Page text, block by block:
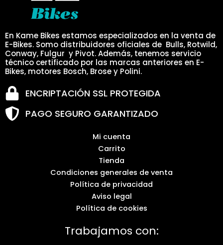
En Kame Bikes estamos especializados en la venta de
E-Bikes. Somo distribuidores oficiales de Bulls, Rotwild,
Conway, Fulgur y Pivot. Además, tenemos servicio
técnico certificado por las marcas anteriores en E-
Bikes, motores Bosch, Brose y Polini.
ENCRIPTACIÓN SSL PROTEGIDA
PAGO SEGURO GARANTIZADO
Mi cuenta
Carrito
Tienda
Condiciones generales de venta
Política de privacidad
Aviso legal
Política de cookies
Trabajamos con: